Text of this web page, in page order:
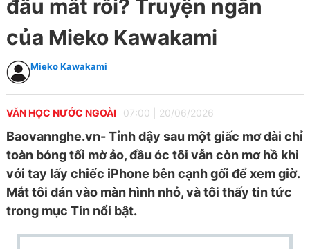
đâu mất rồi? Truyện ngắn
của Mieko Kawakami
Mieko Kawakami
VĂN HỌC NƯỚC NGOÀI 07:00 20/06/2026
Baovannghe.vn- Tỉnh dậy sau một giấc mơ dài chỉ
toàn bóng tối mờ ảo, đầu óc tôi vẫn còn mơ hồ khi
với tay lấy chiếc iPhone bên cạnh gối để xem giờ.
Mắt tôi dán vào màn hình nhỏ, và tôi thấy tin tức
trong mục Tin nổi bật.